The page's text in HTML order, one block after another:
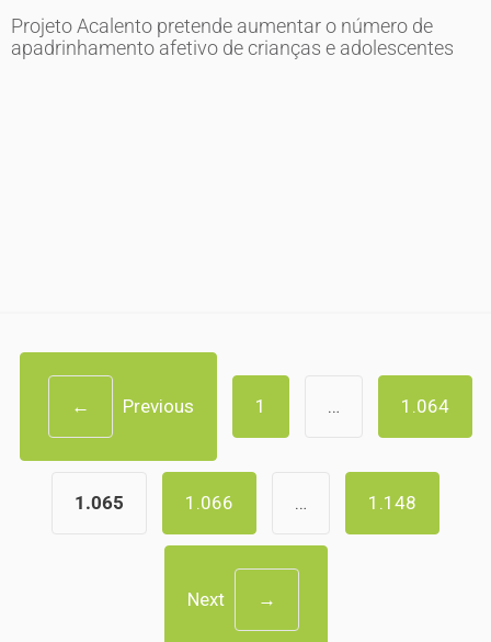
Projeto Acalento pretende aumentar o número de
apadrinhamento afetivo de crianças e adolescentes
← Previous 1 … 1.064
1.065 1.066 … 1.148
Next →